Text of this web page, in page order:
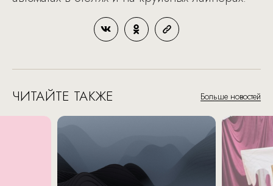
ЧИТАЙТЕ ТАКЖЕ Больше новостей